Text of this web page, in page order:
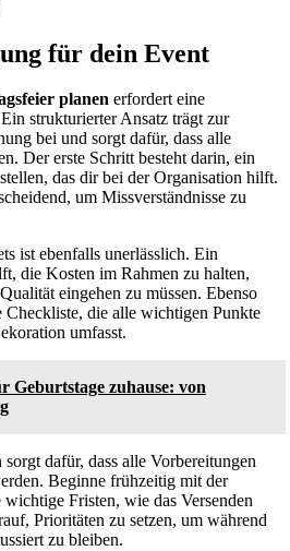
für dein Event
planen erfordert eine
strukturierter Ansatz trägt zur
bei und sorgt dafür, dass alle
Der erste Schritt besteht darin, ein
das dir bei der Organisation hilft.
um Missverständnisse zu
ist ebenfalls unerlässlich. Ein
die Kosten im Rahmen zu halten,
eingehen zu müssen. Ebenso
die alle wichtigen Punkte
umfasst.
Geburtstage zuhause: von
dafür, dass alle Vorbereitungen
Beginne frühzeitig mit der
Fristen, wie das Versenden
Prioritäten zu setzen, um während
zu bleiben.